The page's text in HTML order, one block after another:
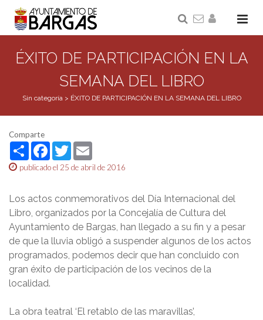
ÉXITO DE PARTICIPACIÓN EN LA
SEMANA DEL LIBRO
Sin categoría> ÉXITO DE PARTICIPACIÓN EN LA SEMANA DEL LIBRO
Comparte
ShareFacebook
Twitter
publicado el 25 de abril de 2016
Los actos conmemorativos del Día Internacional del
Libro, organizados por la Concejalía de Cultura del
Ayuntamiento de Bargas, han llegado a su fin y a pesar
de que la lluvia obligó a suspender algunos de los actos
programados, podemos decir que han concluido con
gran éxito de participación de los vecinos de la
localidad.
La obra teatral ‘El retablo de las maravillas’,